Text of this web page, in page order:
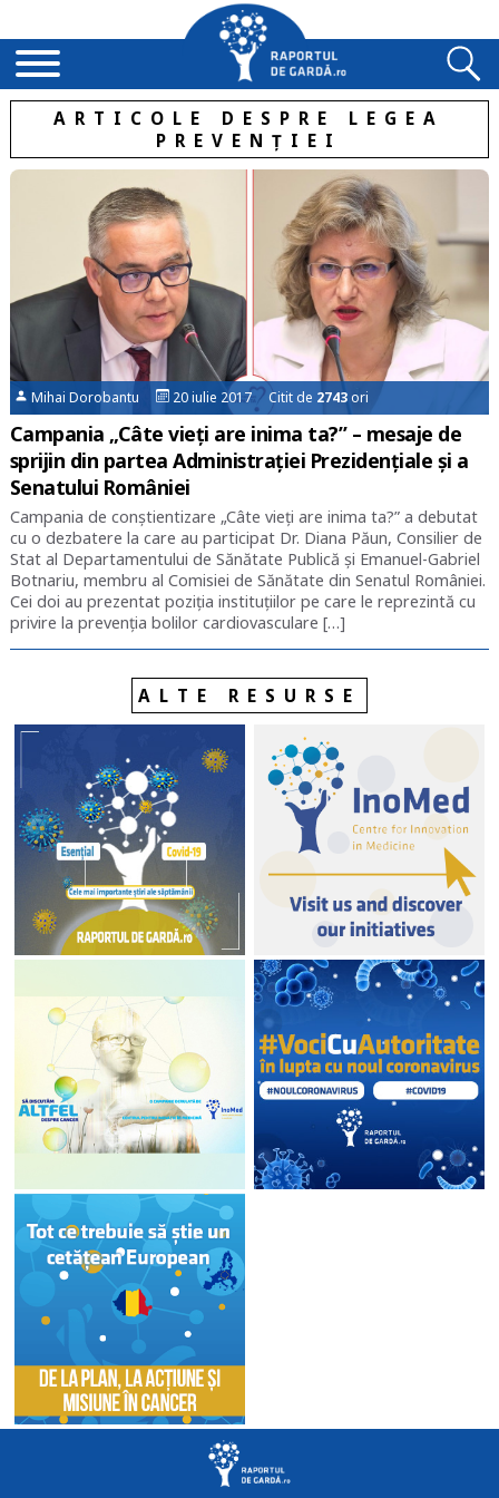
ARTICOLE DESPRE LEGEA
PREVENȚIEI
Mihai Dorobantu 20 iulie 2017 Citit de 2743ori
Campania „Câte vieți are inima ta?” – mesaje de
sprijin din partea Administrației Prezidențiale și a
Senatului României
Campania de conștientizare „Câte vieți are inima ta?” a debutat
cu o dezbatere la care au participat Dr. Diana Păun, Consilier de
Stat al Departamentului de Sănătate Publică și Emanuel-Gabriel
Botnariu, membru al Comisiei de Sănătate din Senatul României.
Cei doi au prezentat poziția instituțiilor pe care le reprezintă cu
privire la prevenția bolilor cardiovasculare […]
ALTE RESURSE